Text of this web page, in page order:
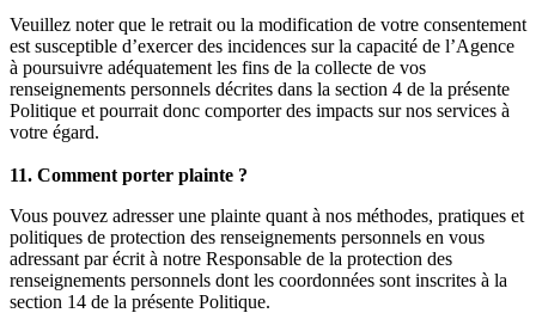
Veuillez noter que le retrait ou la modification de votre consentement
est susceptible d’exercer des incidences sur la capacité de l’Agence
à poursuivre adéquatement les fins de la collecte de vos
renseignements personnels décrites dans la section 4 de la présente
Politique et pourrait donc comporter des impacts sur nos services à
votre égard.
11. Comment porter plainte ?
Vous pouvez adresser une plainte quant à nos méthodes, pratiques et
politiques de protection des renseignements personnels en vous
adressant par écrit à notre Responsable de la protection des
renseignements personnels dont les coordonnées sont inscrites à la
section 14 de la présente Politique.